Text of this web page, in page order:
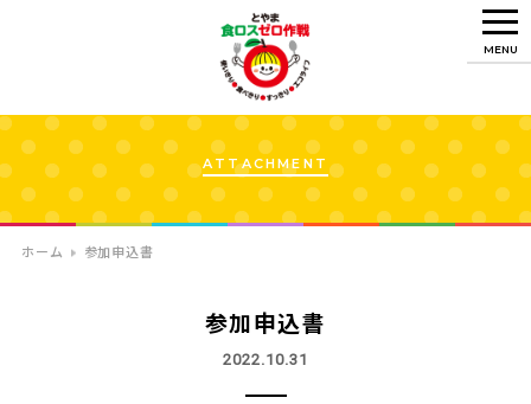
MENU
ATTACHMENT
ホーム 参加申込書
参加申込書
2022.10.31